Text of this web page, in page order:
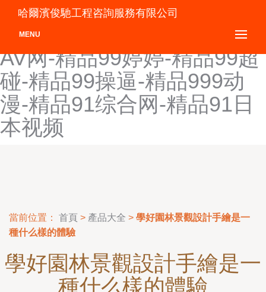
精品爱爱-精品wwwwww国
产-精品a无码一区二区-精品
AV网-精品99婷婷-精品99超
碰-精品99操逼-精品999动
漫-精品91综合网-精品91日
本视频
哈爾濱俊馳工程咨詢服務有限公司
MENU
當前位置： 首頁 > 產品大全 > 學好園林景觀設計手繪是一
種什么樣的體驗
學好園林景觀設計手繪是一
種什么樣的體驗